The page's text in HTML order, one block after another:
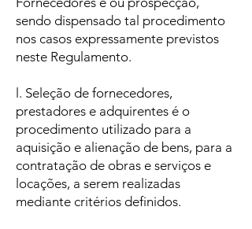
sendo dispensado tal procedimento
nos casos expressamente previstos
neste Regulamento.
l. Seleção de fornecedores,
prestadores e adquirentes é o
procedimento utilizado para a
aquisição e alienação de bens, para a
contratação de obras e serviços e
locações, a serem realizadas
mediante critérios definidos.